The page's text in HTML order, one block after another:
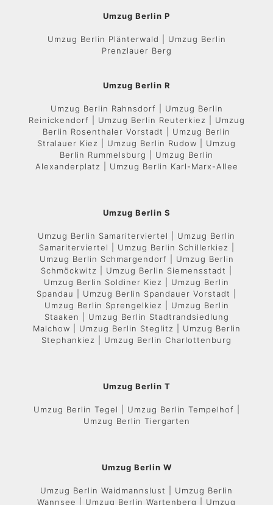
Umzug Berlin P
Umzug Berlin Plänterwald | Umzug Berlin
Prenzlauer Berg
Umzug Berlin R
Umzug Berlin Rahnsdorf | Umzug Berlin
Reinickendorf | Umzug Berlin Reuterkiez | Umzug
Berlin Rosenthaler Vorstadt | Umzug Berlin
Stralauer Kiez | Umzug Berlin Rudow | Umzug
Berlin Rummelsburg | Umzug Berlin
Alexanderplatz | Umzug Berlin Karl-Marx-Allee
Umzug Berlin S
Umzug Berlin Samariterviertel | Umzug Berlin
Samariterviertel | Umzug Berlin Schillerkiez |
Umzug Berlin Schmargendorf | Umzug Berlin
Schmöckwitz | Umzug Berlin Siemensstadt |
Umzug Berlin Soldiner Kiez | Umzug Berlin
Spandau | Umzug Berlin Spandauer Vorstadt |
Umzug Berlin Sprengelkiez | Umzug Berlin
Staaken | Umzug Berlin Stadtrandsiedlung
Malchow | Umzug Berlin Steglitz | Umzug Berlin
Stephankiez | Umzug Berlin Charlottenburg
Umzug Berlin T
Umzug Berlin Tegel | Umzug Berlin Tempelhof |
Umzug Berlin Tiergarten
Umzug Berlin W
Umzug Berlin Waidmannslust | Umzug Berlin
Wannsee | Umzug Berlin Wartenberg | Umzug